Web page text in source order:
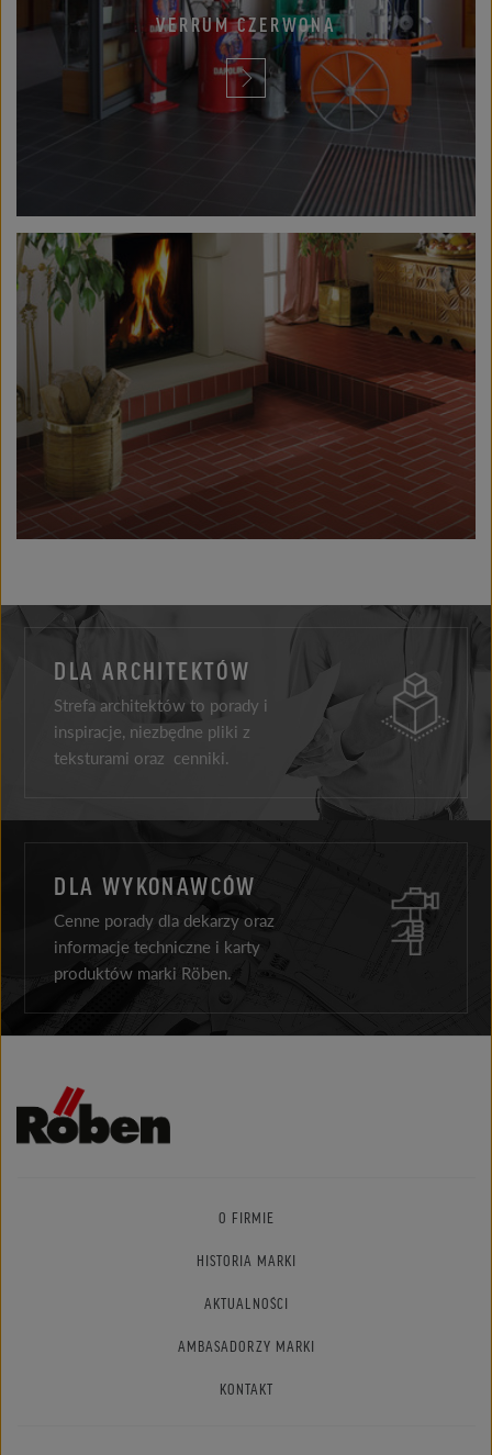
VERRUM CZERWONA
DLA ARCHITEKTÓW
Strefa architektów to porady i
inspiracje, niezbędne pliki z
teksturami oraz cenniki.
DLA WYKONAWCÓW
Cenne porady dla dekarzy oraz
informacje techniczne i karty
produktów marki Röben.
O FIRMIE
HISTORIA MARKI
AKTUALNOŚCI
AMBASADORZY MARKI
KONTAKT